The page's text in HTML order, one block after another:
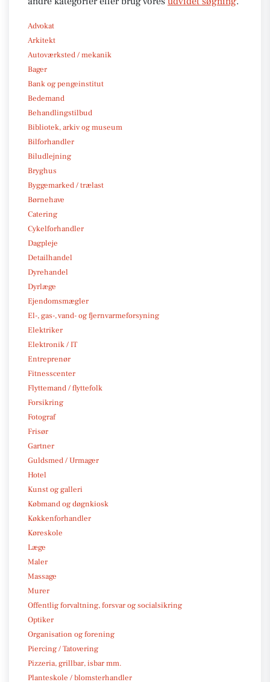
Advokat
Arkitekt
Autoværksted / mekanik
Bager
Bank og pengeinstitut
Bedemand
Behandlingstilbud
Bibliotek, arkiv og museum
Bilforhandler
Biludlejning
Bryghus
Byggemarked / trælast
Børnehave
Catering
Cykelforhandler
Dagpleje
Detailhandel
Dyrehandel
Dyrlæge
Ejendomsmægler
El-, gas-, vand- og fjernvarmeforsyning
Elektriker
Elektronik / IT
Entreprenør
Fitnesscenter
Flyttemand / flyttefolk
Forsikring
Fotograf
Frisør
Gartner
Guldsmed / Urmager
Hotel
Kunst og galleri
Købmand og døgnkiosk
Køkkenforhandler
Køreskole
Læge
Maler
Massage
Murer
Offentlig forvaltning, forsvar og socialsikring
Optiker
Organisation og forening
Piercing / Tatovering
Pizzeria, grillbar, isbar mm.
Planteskole / blomsterhandler